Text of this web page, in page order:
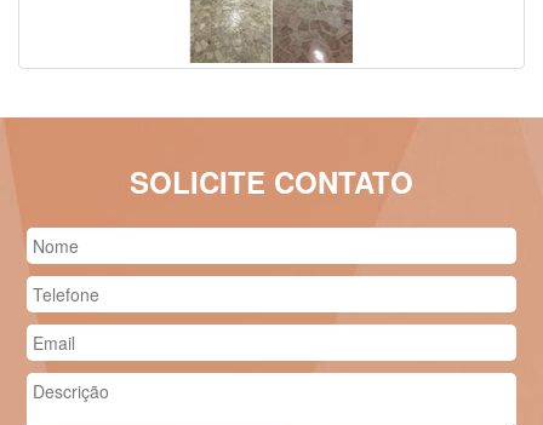
SOLICITE CONTATO